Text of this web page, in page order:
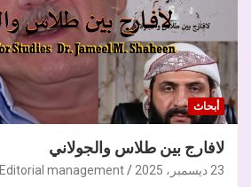
أبحاث
لافارج بين طلاس والجولاني
23 ديسمبر، 2025 Editorial management